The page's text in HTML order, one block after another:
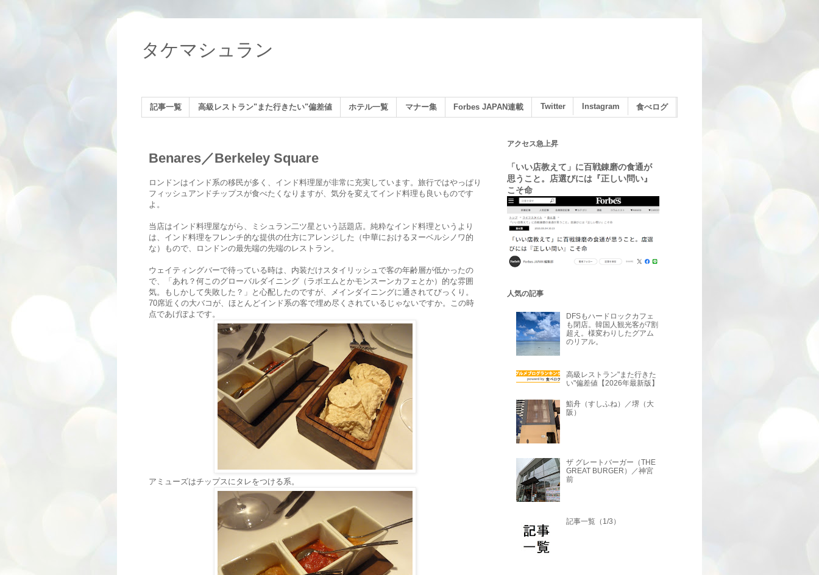
タケマシュラン
記事一覧 高級レストラン"また行きたい"偏差値 ホテル一覧 マナー集 Forbes JAPAN連載 Twitter Instagram 食べログ
Benares／Berkeley Square
ロンドンはインド系の移民が多く、インド料理屋が非常に充実しています。旅行ではやっぱり
フィッシュアンドチップスが食べたくなりますが、気分を変えてインド料理も良いものです
よ。
当店はインド料理屋ながら、ミシュラン二ツ星という話題店。純粋なインド料理というより
は、インド料理をフレンチ的な提供の仕方にアレンジした（中華におけるヌーベルシノワ的
な）もので、ロンドンの最先端の先端のレストラン。
ウェイティングバーで待っている時は、内装だけスタイリッシュで客の年齢層が低かったの
で、「あれ？何このグローバルダイニング（ラボエムとかモンスーンカフェとか）的な雰囲
気。もしかして失敗した？」と心配したのですが、メインダイニングに通されてびっくり。
70席近くの大バコが、ほとんどインド系の客で埋め尽くされているじゃないですか。この時
点であげぽよです。
アミューズはチップスにタレをつける系。
アクセス急上昇
「いい店教えて」に百戦錬磨の食通が
思うこと。店選びには『正しい問い』
こそ命
人気の記事
DFSもハードロックカフェ
も閉店。韓国人観光客が7割
超え。様変わりしたグアム
のリアル。
高級レストラン"また行きた
い"偏差値【2026年最新版】
鮨舟（すしふね）／堺（大
阪）
ザ グレートバーガー（THE
GREAT BURGER）／神宮
前
記事一覧（1/3）